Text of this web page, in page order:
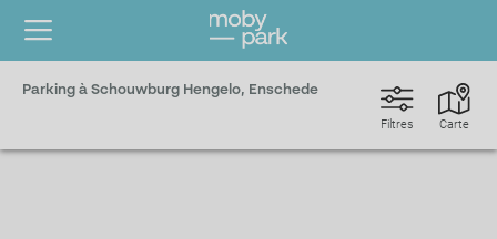
Parking à Schouwburg Hengelo, Enschede
Carte
Filtres